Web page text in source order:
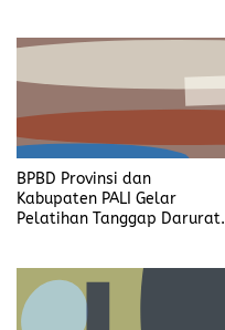
BPBD Provinsi dan
Kabupaten PALI Gelar
Pelatihan Tanggap Darurat